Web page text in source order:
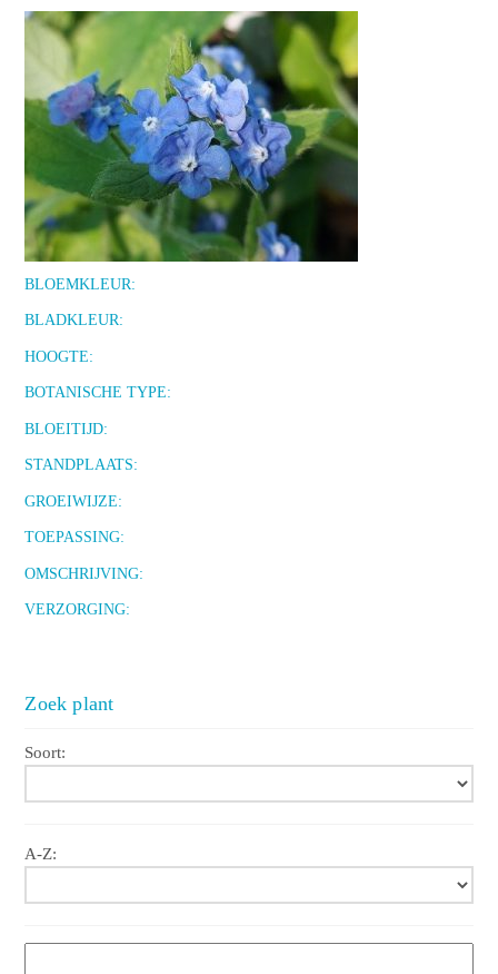
BLOEMKLEUR:
BLADKLEUR:
HOOGTE:
BOTANISCHE TYPE:
BLOEITIJD:
STANDPLAATS:
GROEIWIJZE:
TOEPASSING:
OMSCHRIJVING:
VERZORGING:
Zoek plant
Soort:
A-Z: